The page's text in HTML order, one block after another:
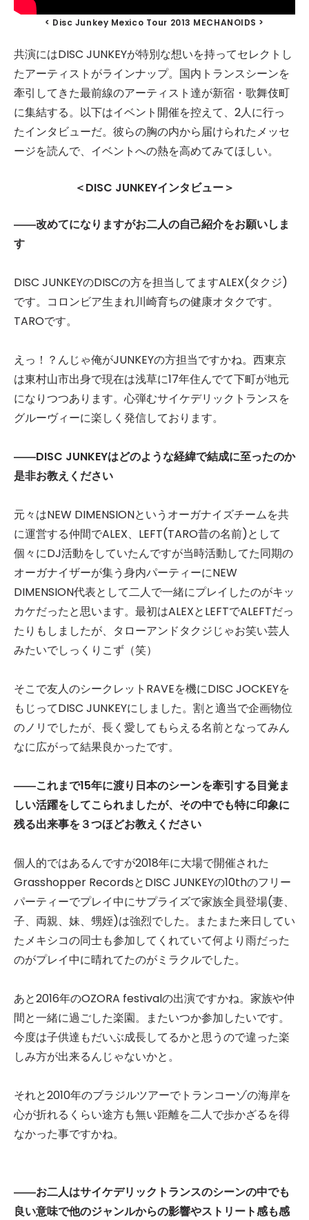
< Disc Junkey Mexico Tour 2013 MECHANOIDS >
共演にはDISC JUNKEYが特別な想いを持ってセレクトし
たアーティストがラインナップ。国内トランスシーンを
牽引してきた最前線のアーティスト達が新宿・歌舞伎町
に集結する。以下はイベント開催を控えて、2人に行っ
たインタビューだ。彼らの胸の内から届けられたメッセ
ージを読んで、イベントへの熱を高めてみてほしい。
＜DISC JUNKEYインタビュー＞
――改めてになりますがお二人の自己紹介をお願いしま
す
DISC JUNKEYのDISCの方を担当してますALEX(タクジ)
です。コロンビア生まれ川崎育ちの健康オタクです。
TAROです。
えっ！？んじゃ俺がJUNKEYの方担当ですかね。西東京
は東村山市出身で現在は浅草に17年住んでて下町が地元
になりつつあります。心弾むサイケデリックトランスを
グルーヴィーに楽しく発信しております。
――DISC JUNKEYはどのような経緯で結成に至ったのか
是非お教えください
元々はNEW DIMENSIONというオーガナイズチームを共
に運営する仲間でALEX、LEFT(TARO昔の名前)として
個々にDJ活動をしていたんですが当時活動してた同期の
オーガナイザーが集う身内パーティーにNEW
DIMENSION代表として二人で一緒にプレイしたのがキッ
カケだったと思います。最初はALEXとLEFTでALEFTだっ
たりもしましたが、タローアンドタクジじゃお笑い芸人
みたいでしっくりこず（笑）
そこで友人のシークレットRAVEを機にDISC JOCKEYを
もじってDISC JUNKEYにしました。割と適当で企画物位
のノリでしたが、長く愛してもらえる名前となってみん
なに広がって結果良かったです。
――これまで15年に渡り日本のシーンを牽引する目覚ま
しい活躍をしてこられましたが、その中でも特に印象に
残る出来事を３つほどお教えください
個人的ではあるんですが2018年に大場で開催された
Grasshopper RecordsとDISC JUNKEYの10thのフリー
パーティーでプレイ中にサプライズで家族全員登場(妻、
子、両親、妹、甥姪)は強烈でした。またまた来日してい
たメキシコの同士も参加してくれていて何より雨だった
のがプレイ中に晴れてたのがミラクルでした。
あと2016年のOZORA festivalの出演ですかね。家族や仲
間と一緒に過ごした楽園。またいつか参加したいです。
今度は子供達もだいぶ成長してるかと思うので違った楽
しみ方が出来るんじゃないかと。
それと2010年のブラジルツアーでトランコーゾの海岸を
心が折れるくらい途方も無い距離を二人で歩かざるを得
なかった事ですかね。
――お二人はサイケデリックトランスのシーンの中でも
良い意味で他のジャンルからの影響やストリート感も感